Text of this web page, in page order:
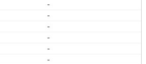
-
-
-
-
-
-